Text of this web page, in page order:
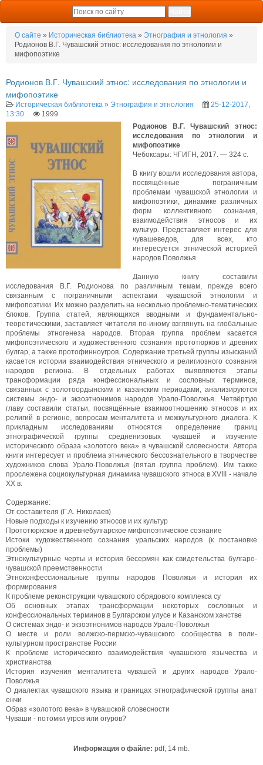
О сайте » Историческая библиотека » Этнография и этнология »
Родионов В.Г. Чувашский этнос: исследования по этнологии и
мифопоэтике
Родионов В.Г. Чувашский этнос: исследования по этнологии и
мифопоэтике
Историческая библиотека » Этнография и этнология
25-12-2017,
13:30
1999
Родионов В.Г. Чувашский этнос:
исследования по этнологии и
мифопоэтике
Чебоксары: ЧГИГН, 2017. — 324 с.
В книгу вошли исследования автора,
посвящённые пограничным
проблемам чувашской этнологии и
мифопоэтики, динамике различных
форм коллективного сознания,
взаимодействия этносов и их
культур. Представляет интерес для
чувашеведов, для всех, кто
интересуется этнической историей
народов Поволжья.
Данную книгу составили
исследования В.Г. Родионова по различным темам, прежде всего
связанным с пограничными аспектами чувашской этнологии и
мифопоэтики. Их можно разделить на несколько проблемно-тематических
блоков. Группа статей, являющихся вводными и фундаментально-
теоретическими, заставляет читателя по-иному взглянуть на глобальные
проблемы этногенеза народов. Вторая группа проблем касается
мифопоэтического и художественного сознания прототюрков и древних
булгар, а также протофинноугров. Содержание третьей группы изысканий
касается истории взаимодействия этнического и религиозного сознания
народов региона. В отдельных работах выявляются этапы
трансформации ряда конфессиональных и сословных терминов,
связанных с золотоордынским и казанским периодами, анализируются
системы эндо- и экзоэтнонимов народов Урало-Поволжья. Четвёртую
главу составили статьи, посвящённые взаимоотношению этносов и их
религий в регионе, вопросам менталитета и межкультурного диалога. К
прикладным исследованиям относятся определение границ
этнографической группы средненизовых чувашей и изучение
исторического образа «золотого века» в чувашской словесности. Автора
книги интересует и проблема этнического бессознательного в творчестве
художников слова Урало-Поволжья (пятая группа проблем). Им также
прослежена социокультурная динамика чувашского этноса в XVIII - начале
XX в.
Содержание:
От составителя (Г.А. Николаев)
Новые подходы к изучению этносов и их культур
Прототюркское и древнебулгарское мифопоэтическое сознание
Истоки художественного сознания уральских народов (к постановке
проблемы)
Этнокультурные черты и история бесермян как свидетельства булгаро-
чувашской преемственности
Этноконфессиональные группы народов Поволжья и история их
формирования
К проблеме реконструкции чувашского обрядового комплекса су
Об основных этапах трансформации некоторых сословных и
конфессиональных терминов в Булгарском улусе и Казанском ханстве
О системах эндо- и экзоэтнонимов народов Урало-Поволжья
О месте и роли волжско-пермско-чувашского сообщества в поли-
культурном пространстве России
К проблеме исторического взаимодействия чувашского язычества и
христианства
История изучения менталитета чувашей и других народов Урало-
Поволжья
О диалектах чувашского языка и границах этнографической группы анат
енчи
Образ «золотого века» в чувашской словесности
Чуваши - потомки угров или огуров?
Информация о файле: pdf, 14 mb.